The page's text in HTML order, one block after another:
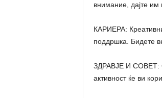
внимание, дајте им
КАРИЕРА:
поддршка. Бидете
ЗДРАВЈЕ И СОВЕТ:
активност ќе ви